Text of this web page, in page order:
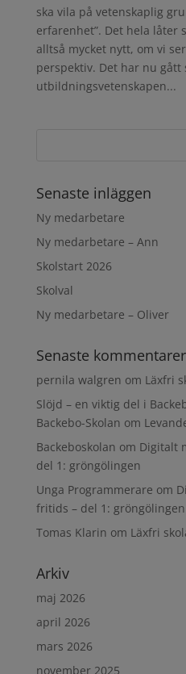
ska vila på vetenskaplig
erfarenhet”. Det hela låter
alltså mycket nytt, om vi
perspektiv. Det har nu gått
utbildningsvetenskapen...
Senaste inläggen
Ny medarbetare
Ny medarbetare – Ann
Skolstart 2026
Skolval
Ny medarbetare – Oliver
Senaste kommentarer
pernila walgren om Läxfri
Slöjd – en viktig del i
Backebo-Skolan om
Backeboskolan om Digitalt
del 1: gröngölingen
Unga Programmerare om
fritids – del 1: gröngölingen
Tomas Klarin om Läxfri
Arkiv
maj 2026
april 2026
mars 2026
november 2025